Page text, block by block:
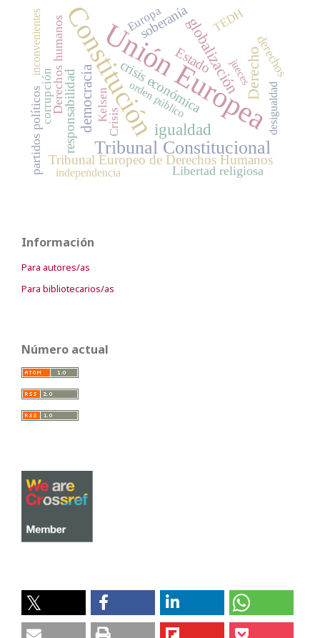
Unión Europea
Constitución
Tribunal Constitucional
igualdad
globalizaciónDerecho
democracia crisis económica
Estado
Tribunal Europeo de Derechos Humanos
soberanía
responsabilidad
Derechos humanos derechos
partidos políticos Libertad religiosa
Crisis
TEDH
Europa
corrupción Kelsen
independencia
desigualdad
orden público
jueces
inconvenientes
Información
Para autores/as
Para bibliotecarios/as
Número actual